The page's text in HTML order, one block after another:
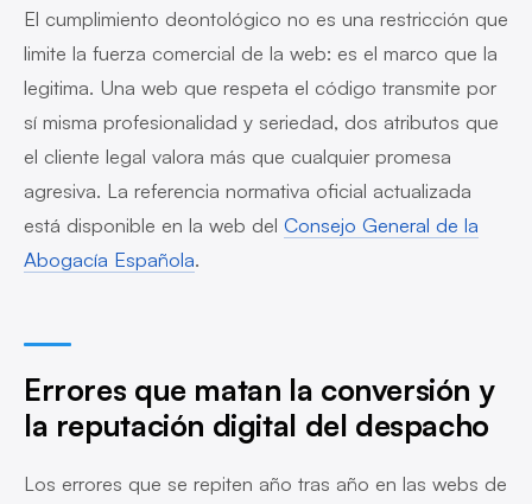
El cumplimiento deontológico no es una restricción que
limite la fuerza comercial de la web: es el marco que la
legitima. Una web que respeta el código transmite por
sí misma profesionalidad y seriedad, dos atributos que
el cliente legal valora más que cualquier promesa
agresiva. La referencia normativa oficial actualizada
está disponible en la web del Consejo General de la
Abogacía Española.
Errores que matan la conversión y
la reputación digital del despacho
Los errores que se repiten año tras año en las webs de
Javier ·Advanze
en línea